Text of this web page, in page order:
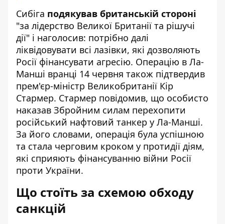
Сибіга подякував британській стороні
"за лідерство Великої Британії та рішучі
дії" і наголосив: потрібно далі
ліквідовувати всі лазівки, які дозволяють
Росії фінансувати агресію. Операцію в Ла-
Манші вранці 14 червня також підтвердив
прем'єр-міністр Великобританії Кір
Стармер. Стармер повідомив, що особисто
наказав Збройним силам перехопити
російський нафтовий танкер у Ла-Манші.
За його словами, операція була успішною
та стала черговим кроком у протидії діям,
які сприяють фінансуванню війни Росії
проти України.
Що стоїть за схемою обходу
санкцій